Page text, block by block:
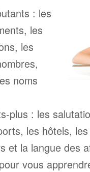
: les
les
les
noms
plus : les
les hôtels,
et la langue des
vous